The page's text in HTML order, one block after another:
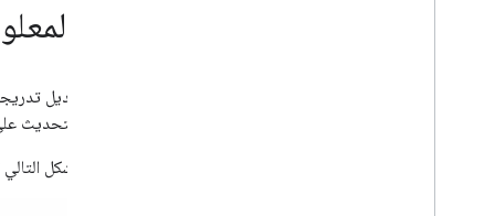
آخر
يحتوي التحديث
يوضح الشكل